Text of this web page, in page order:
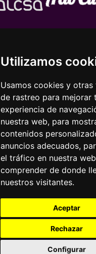
Utilizamos
Usamos cookies y otras
de rastreo para mejorar
experiencia de
nuestra web, para
contenidos
anuncios adecuados,
el tráfico en nuestra
comprender de donde
nuestros visitantes.
Aceptar
Rechazar
Configurar